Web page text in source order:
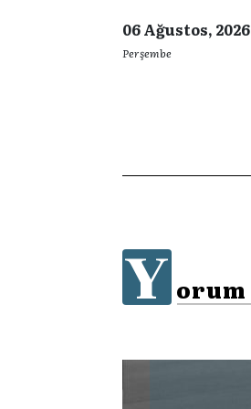
06 Ağustos, 2026
Perşembe
Y orum